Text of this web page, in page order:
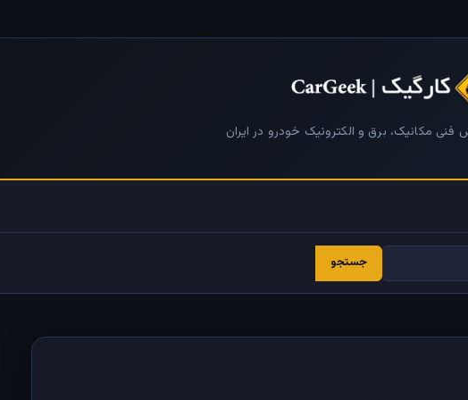
فنی مکانیک، برق و الکترونیک خودرو در ایران
جستجو